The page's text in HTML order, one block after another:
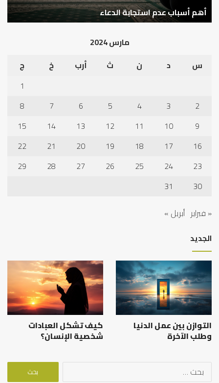
أهم أسباب عدم استجابة الدعاء
مارس 2024
س
د ن ث أرب خ
ج
1
2
3
4
5
6
7
8
9
10
11
12
13
14
15
16
17
18
19
20
21
22
23
24
25
26
27
28
29
30
31
« فبراير أبريل »
الجديد
التوازن بين عمل الدنيا
وطلب الآخرة
كيف تشكل العبادات
شخصية الإنسان؟
البحث